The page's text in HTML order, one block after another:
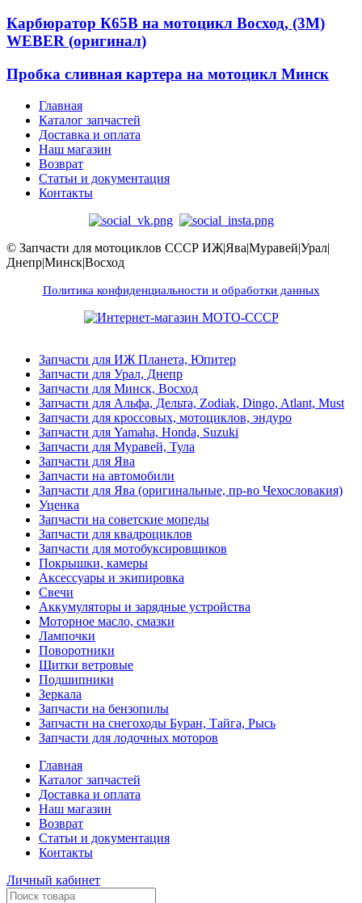
Карбюратор К65В на мотоцикл Восход, (3М)
WEBER (оригинал)
Пробка сливная картера на мотоцикл Минск
Главная
Каталог запчастей
Доставка и оплата
Наш магазин
Возврат
Статьи и документация
Контакты
© Запчасти для мотоциклов СССР ИЖ|Ява|Муравей|Урал|
Днепр|Минск|Восход
Политика конфиденциальности и обработки данных
Запчасти для ИЖ Планета, Юпитер
Запчасти для Урал, Днепр
Запчасти для Минск, Восход
Запчасти для Альфа, Дельта, Zodiak, Dingo, Atlant, Must
Запчасти для кроссовых, мотоциклов, эндуро
Запчасти для Yamaha, Honda, Suzuki
Запчасти для Муравей, Тула
Запчасти для Ява
Запчасти на автомобили
Запчасти для Ява (оригинальные, пр-во Чехословакия)
Уценка
Запчасти на советские мопеды
Запчасти для квадроциклов
Запчасти для мотобуксировщиков
Покрышки, камеры
Аксессуары и экипировка
Свечи
Аккумуляторы и зарядные устройства
Моторное масло, смазки
Лампочки
Поворотники
Щитки ветровые
Подшипники
Зеркала
Запчасти на бензопилы
Запчасти на снегоходы Буран, Тайга, Рысь
Запчасти для лодочных моторов
Главная
Каталог запчастей
Доставка и оплата
Наш магазин
Возврат
Статьи и документация
Контакты
Личный кабинет